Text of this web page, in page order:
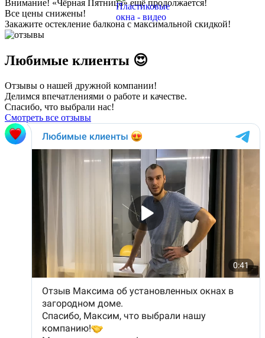
Внимание! «Чёрная Пятница» ещё продолжается!
Все цены снижены!
Закажите остекление балкона с максимальной скидкой!
Любимые клиенты 😍
Отзывы о нашей дружной компании!
Делимся впечатлениями о работе и качестве.
Спасибо, что выбрали нас!
Смотреть все отзывы